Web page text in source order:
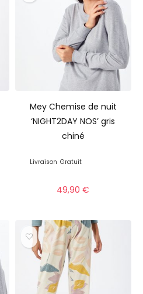
Mey Chemise de nuit
‘NIGHT2DAY NOS’ gris
chiné
Livraison Gratuit
49,90€